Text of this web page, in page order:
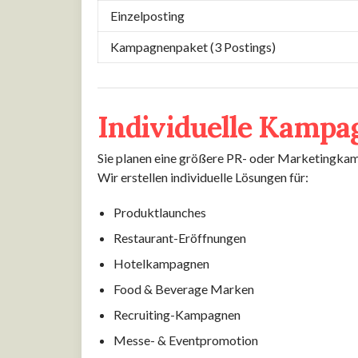
Einzelposting
Kampagnenpaket (3 Postings)
Individuelle
Sie planen eine größere PR- oder
Wir erstellen individuelle Lösungen für:
Produktlaunches
Restaurant-Eröffnungen
Hotelkampagnen
Food & Beverage Marken
Recruiting-Kampagnen
Messe- & Eventpromotion